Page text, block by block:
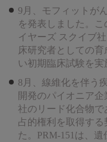
9月、モフィットが
を発表しました。
イヤーズ スクイブ
床研究者としての
い初期臨床試験を実
8月、線維化を伴う
開発のパイオニア企
社のリード化合物で
占的権利を取得す
た。PRM-151は、